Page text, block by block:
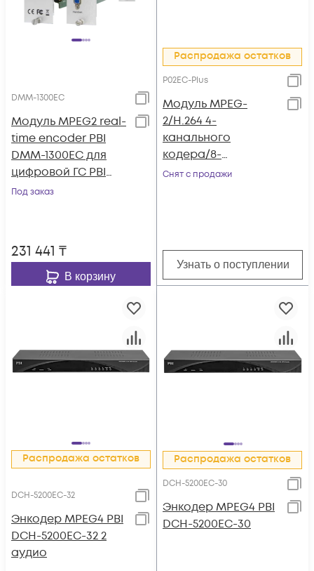
DMM-1300EC
Модуль MPEG2 real-
time encoder PBI
DMM-1300EC для
цифровой ГС PBI
DMM-1000
Под заказ
231 441 ₸
В корзину
Распродажа остатков
P02EC-Plus
Модуль MPEG-
2/H.264 4-
канального
кодера/8-
канального
Снят с продажи
Узнать о поступлении
Распродажа остатков
DCH-5200EC-32
Энкодер MPEG4 PBI
DCH-5200EC-32 2
аудио
Распродажа остатков
DCH-5200EC-30
Энкодер MPEG4 PBI
DCH-5200EC-30